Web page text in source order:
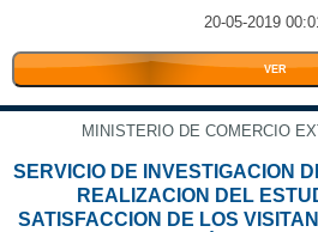
20-05-2019
VER
MINISTERIO DE COMERCIO
SERVICIO DE INVESTIGACION
REALIZACION DEL
SATISFACCION DE LOS